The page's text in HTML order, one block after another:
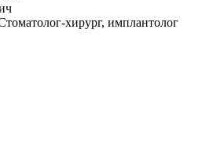
хирург, имплантолог